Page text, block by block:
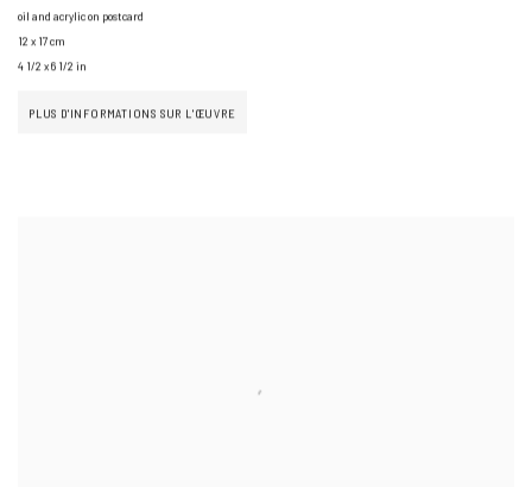
oil and acrylic on postcard
12 x 17 cm
4 1/2 x 6 1/2 in
PLUS D'INFORMATIONS SUR L'ŒUVRE